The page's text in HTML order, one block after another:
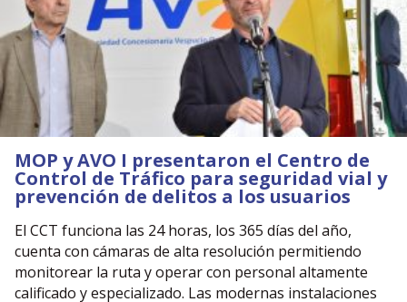
MOP y AVO I presentaron el Centro de
Control de Tráfico para seguridad vial y
prevención de delitos a los usuarios
El CCT funciona las 24 horas, los 365 días del año,
cuenta con cámaras de alta resolución permitiendo
monitorear la ruta y operar con personal altamente
calificado y especializado. Las modernas instalaciones